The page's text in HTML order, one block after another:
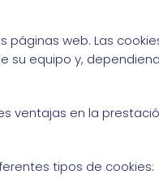
web. Las
equipo y,
ventajas en la
tipos de cookies: